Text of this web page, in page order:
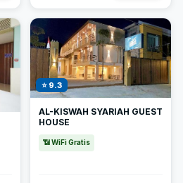
⭐ 9.3
AL-KISWAH SYARIAH GUEST
HOUSE
📶 WiFi Gratis